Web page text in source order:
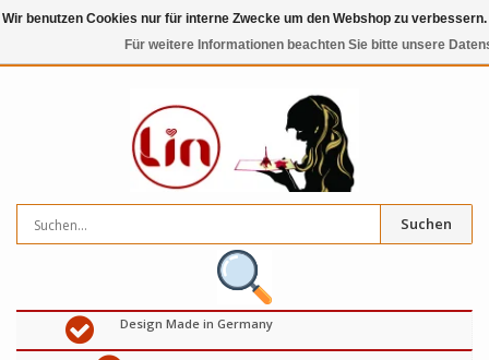
artikel €
Suchen
Design Made in Germany
Wir benutzen Cookies nur für interne Zwecke um den Webshop zu
Für weitere Informationen beachten Sie bitte unsere